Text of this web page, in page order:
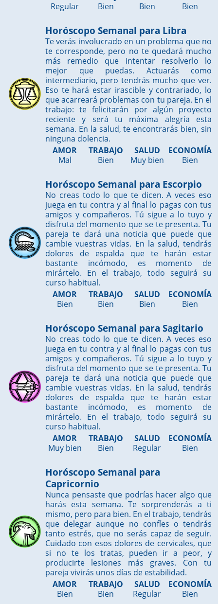
Regular
Bien
Bien
Bien
Horóscopo Semanal para Libra
Te verás involucrado en un problema que no
te corresponde, pero no te quedará mucho
más remedio que intentar resolverlo lo
mejor que puedas. Actuarás como
intermediario, pero tendrás mucho que ver.
Eso te hará estar irascible y contrariado, lo
que acarreará problemas con tu pareja. En el
trabajo: te felicitarán por algún proyecto
reciente y será tu máxima alegría esta
semana. En la salud, te encontrarás bien, sin
ninguna dolencia.
AMOR
Mal
TRABAJO
Bien
SALUD
Muy bien
ECONOMÍA
Bien
Horóscopo Semanal para Escorpio
No creas todo lo que te dicen. A veces eso
juega en tu contra y al final lo pagas con tus
amigos y compañeros. Tú sigue a lo tuyo y
disfruta del momento que se te presenta. Tu
pareja te dará una noticia que puede que
cambie vuestras vidas. En la salud, tendrás
dolores de espalda que te harán estar
bastante incómodo, es momento de
mirártelo. En el trabajo, todo seguirá su
curso habitual.
AMOR
Bien
TRABAJO
Bien
SALUD
Bien
ECONOMÍA
Bien
Horóscopo Semanal para Sagitario
No creas todo lo que te dicen. A veces eso
juega en tu contra y al final lo pagas con tus
amigos y compañeros. Tú sigue a lo tuyo y
disfruta del momento que se te presenta. Tu
pareja te dará una noticia que puede que
cambie vuestras vidas. En la salud, tendrás
dolores de espalda que te harán estar
bastante incómodo, es momento de
mirártelo. En el trabajo, todo seguirá su
curso habitual.
AMOR
Muy bien
TRABAJO
Bien
SALUD
Regular
ECONOMÍA
Bien
Horóscopo Semanal para
Capricornio
Nunca pensaste que podrías hacer algo que
harás esta semana. Te sorprenderás a ti
mismo, pero para bien. En el trabajo, tendrás
que delegar aunque no confíes o tendrás
tanto estrés, que no serás capaz de seguir.
Cuidado con esos dolores de cervicales, que
si no te los tratas, pueden ir a peor, y
producirte lesiones más graves. Con tu
pareja vivirás unos días de estabilidad.
AMOR
Bien
TRABAJO
Bien
SALUD
Regular
ECONOMÍA
Bien